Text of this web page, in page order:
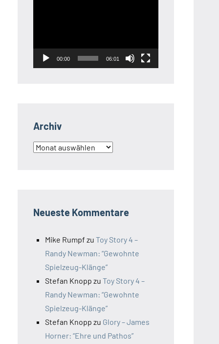
00:00 06:01
Archiv
Archiv
Neueste Kommentare
Mike Rumpf zu Toy Story 4 –
Randy Newman: “Gewohnte
Spielzeug-Klänge”
Stefan Knopp zu Toy Story 4 –
Randy Newman: “Gewohnte
Spielzeug-Klänge”
Stefan Knopp zu Glory – James
Horner: “Ehre und Pathos”